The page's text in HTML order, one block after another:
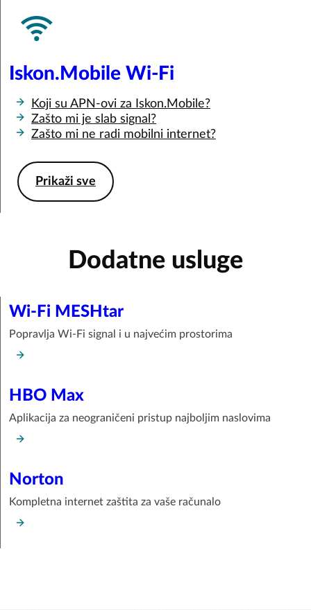
Iskon.Mobile Wi-Fi
Koji su APN-ovi za Iskon.Mobile?
Zašto mi je slab signal?
Zašto mi ne radi mobilni internet?
Prikaži sve
Dodatne usluge
Wi-Fi MESHtar
Popravlja Wi-Fi signal i u najvećim prostorima
HBO Max
Aplikacija za neograničeni pristup najboljim naslovima
Norton
Kompletna internet zaštita za vaše računalo